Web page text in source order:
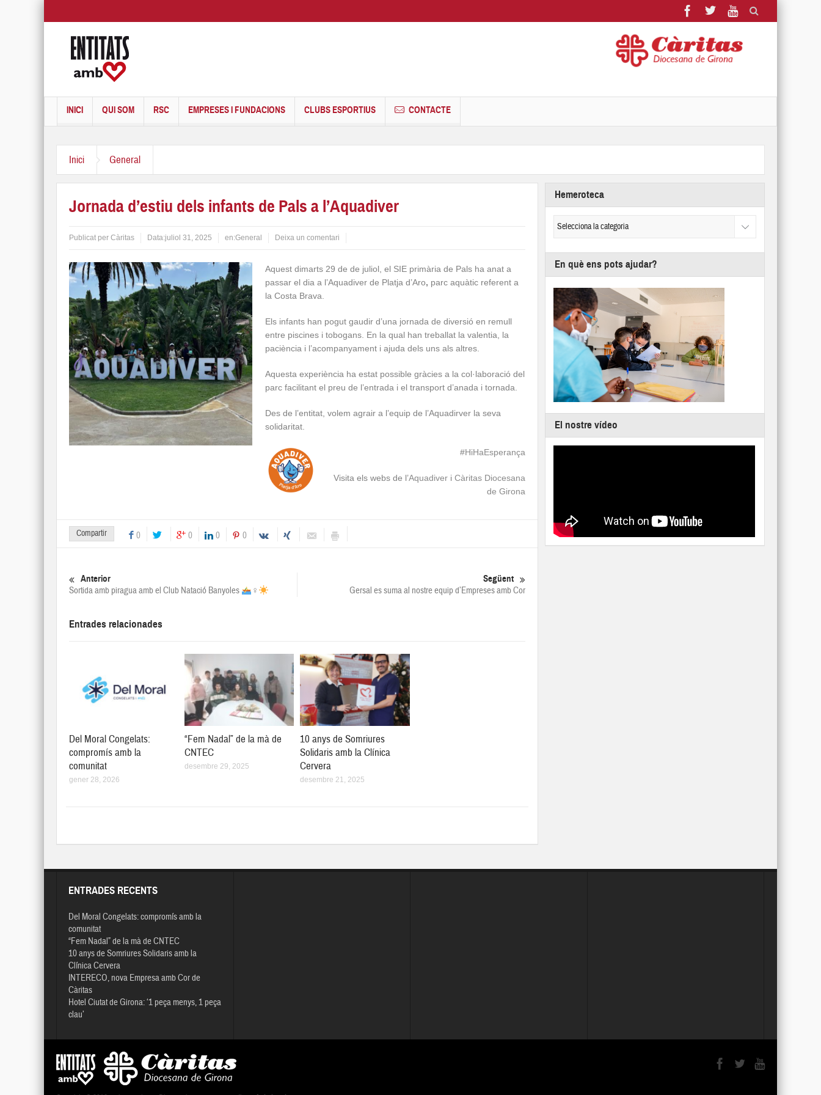
INICI QUI SOM RSC EMPRESES I FUNDACIONS CLUBS ESPORTIUS CONTACTE
Inici General
Jornada d’estiu dels infants de Pals a l’Aquadiver
Publicat per Càritas Data:juliol 31, 2025 en:General Deixa un comentari
Aquest dimarts 29 de de juliol, el SIE primària de Pals ha anat a
passar el dia a l’Aquadiver de Platja d’Aro, parc aquàtic referent a
la Costa Brava.
Els infants han pogut gaudir d’una jornada de diversió en remull
entre piscines i tobogans. En la qual han treballat la valentia, la
paciència i l’acompanyament i ajuda dels uns als altres.
Aquesta experiència ha estat possible gràcies a la col·laboració del
parc facilitant el preu de l’entrada i el transport d’anada i tornada.
Des de l’entitat, volem agrair a l’equip de l’Aquadirver la seva
solidaritat.
#HiHaEsperança
Visita els webs de l’Aquadiveri Càritas Diocesana
de Girona
Compartir 0 0 0 0
Anterior
Sortida amb piragua amb el Club Natació Banyoles ‍♀️
Següent
Gersal es suma al nostre equip d’Empreses amb Cor
Entrades relacionades
Del Moral Congelats:
compromís amb la
comunitat
gener 28, 2026
“Fem Nadal” de la mà de
CNTEC
desembre 29, 2025
10 anys de Somriures
Solidaris amb la Clínica
Cervera
desembre 21, 2025
Hemeroteca
En què ens pots ajudar?
El nostre vídeo
ENTRADES RECENTS
Del Moral Congelats: compromís amb la
comunitat
“Fem Nadal” de la mà de CNTEC
10 anys de Somriures Solidaris amb la
Clínica Cervera
INTERECO, nova Empresa amb Cor de
Càritas
Hotel Ciutat de Girona: ‘1 peça menys, 1 peça
clau’